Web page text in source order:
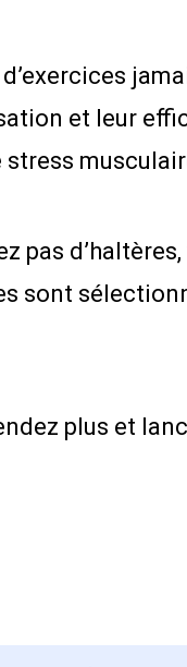
et leur
pas
sont
plus et